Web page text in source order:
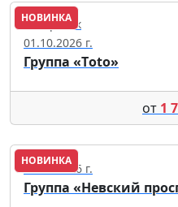
НОВИНКА
Хабаровск
01.10.2026 г.
Группа «Тoto»
от 1
НОВИНКА
29.11.2026 г.
Группа «Невский